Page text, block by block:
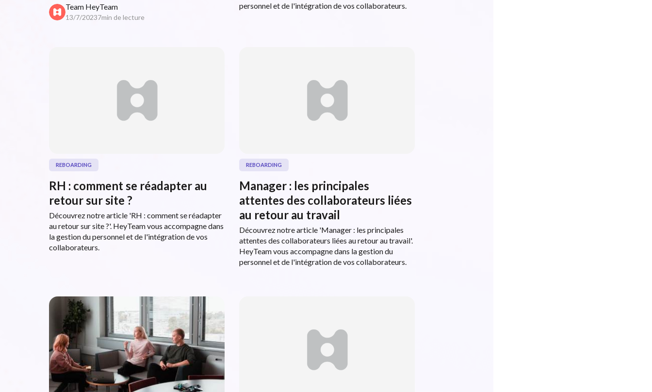
Team HeyTeam
13/7/20237min de lecture
personnel et de l'intégration de vos collaborateurs.
REBOARDING
RH : comment se réadapter au
retour sur site ?
Découvrez notre article 'RH : comment se réadapter
au retour sur site ?'. HeyTeam vous accompagne dans
la gestion du personnel et de l'intégration de vos
collaborateurs.
REBOARDING
Manager : les principales
attentes des collaborateurs liées
au retour au travail
Découvrez notre article 'Manager : les principales
attentes des collaborateurs liées au retour au travail'.
HeyTeam vous accompagne dans la gestion du
personnel et de l'intégration de vos collaborateurs.